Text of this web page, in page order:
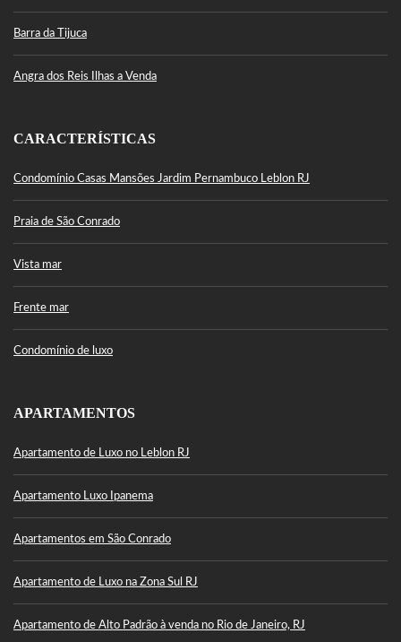
Barra da Tijuca
Angra dos Reis Ilhas a Venda
CARACTERÍSTICAS
Condomínio Casas Mansões Jardim Pernambuco Leblon RJ
Praia de São Conrado
Vista mar
Frente mar
Condomínio de luxo
APARTAMENTOS
Apartamento de Luxo no Leblon RJ
Apartamento Luxo Ipanema
Apartamentos em São Conrado
Apartamento de Luxo na Zona Sul RJ
Apartamento de Alto Padrão à venda no Rio de Janeiro, RJ